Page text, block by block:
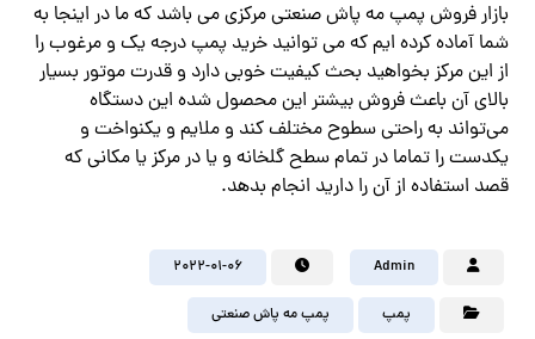
بازار فروش پمپ مه پاش صنعتی مرکزی می باشد که ما در اینجا به
شما آماده کرده ایم که می توانید خرید پمپ درجه یک و مرغوب را
از این مرکز بخواهید بحث کیفیت خوبی دارد و قدرت موتور بسیار
بالای آن باعث فروش بیشتر این محصول شده این دستگاه
می‌تواند به راحتی سطوح مختلف کند و ملایم و یکنواخت و
یکدست را تماما در تمام سطح گلخانه و یا در مرکز یا مکانی که
قصد استفاده از آن را دارید انجام بدهد.
Admin
2022-01-06
پمپ پمپ مه پاش صنعتی